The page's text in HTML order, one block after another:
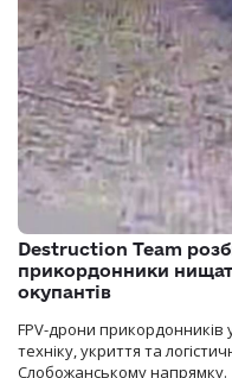
Destruction Team
прикордонники
окупантів
FPV-дрони прикордонників
техніку, укриття та
Слобожанському напрямку.